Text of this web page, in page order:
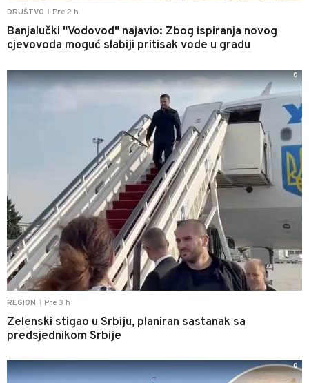
DRUŠTVO Pre 2 h
Banjalučki "Vodovod" najavio: Zbog ispiranja novog
cjevovoda moguć slabiji pritisak vode u gradu
REGION Pre 3 h
Zelenski stigao u Srbiju, planiran sastanak sa
predsjednikom Srbije
0
0